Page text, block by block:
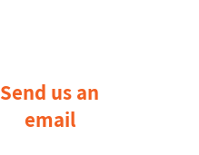
Send us an
email